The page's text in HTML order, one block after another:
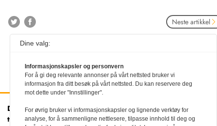
Neste artikkel
Den norske
tannlegeforenings Tidende
Kontakt oss
Tlf:22 54 74 00
Dine valg:
Informasjonskapsler og personvern
For å gi deg relevante annonser på vårt nettsted bruker vi
informasjon fra ditt besøk på vårt nettsted. Du kan reservere deg
mot dette under "Innstillinger".
For øvrig bruker vi informasjonskapsler og lignende verktøy for
analyse, for å sammenligne nettlesere, tilpasse innhold til deg og